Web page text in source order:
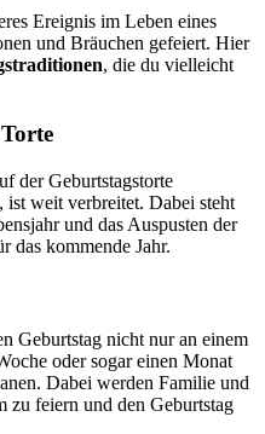
Ereignis im Leben eines
und Bräuchen gefeiert. Hier
, die du vielleicht
der Geburtstagstorte
ist weit verbreitet. Dabei steht
und das Auspusten der
das kommende Jahr.
Geburtstag nicht nur an einem
oder sogar einen Monat
Dabei werden Familie und
zu feiern und den Geburtstag